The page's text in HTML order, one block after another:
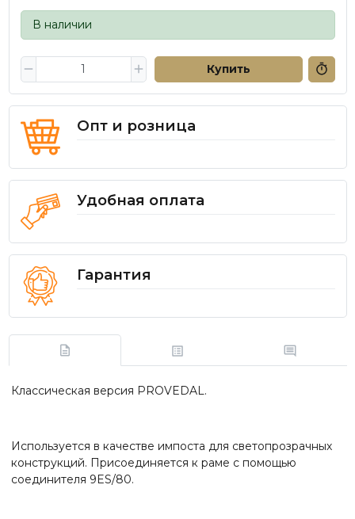
В наличии
Купить
Опт и розница
Удобная оплата
Гарантия
Классическая версия PROVEDAL.
Используется в качестве импоста для светопрозрачных
конструкций. Присоединяется к раме с помощью
соединителя 9ES/80.